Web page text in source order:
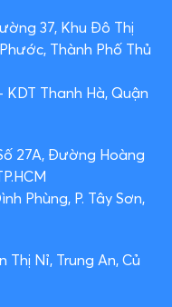
37, Khu Đô Thị
Thành Phố Thủ
Thanh Hà, Quận
27A, Đường Hoàng
Phùng, P. Tây Sơn,
Thị Nỉ, Trung An, Củ